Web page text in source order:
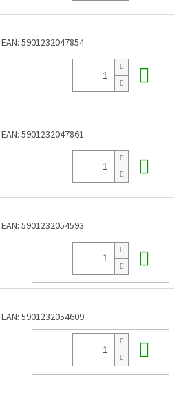
EAN: 5901232047854
EAN: 5901232047861
EAN: 5901232054593
EAN: 5901232054609